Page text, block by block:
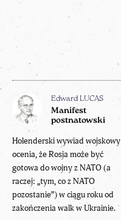
Edward LUCAS
Manifest
postnatowski
Holenderski wywiad wojskowy
ocenia, że Rosja może być
gotowa do wojny z NATO (a
raczej: „tym, co z NATO
pozostanie”) w ciągu roku od
zakończenia walk w Ukrainie.